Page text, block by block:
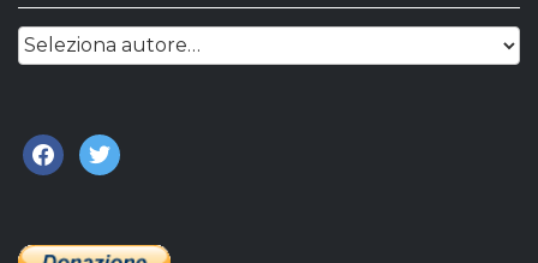
facebook
twitter